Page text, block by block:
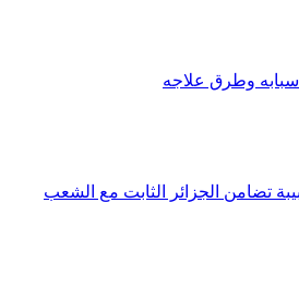
وطرق علاجه
تضامن الجزائر الثابت مع الشعب